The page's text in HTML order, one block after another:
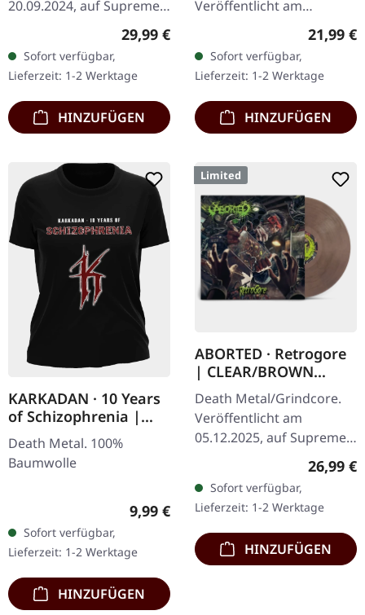
20.09.2024, auf Supreme
Chaos Records. SCR-
exklusives 'Fire Splatter'
Vinyl mit Insert, limitiert
auf 150…
Regulärer Preis:
29,99 €
Sofort verfügbar,
Lieferzeit: 1-2 Werktage
HINZUFÜGEN
Veröffentlicht am
10.04.2015, auf Supreme
Transparentes Doppel-
Vinyl im schweren…
21,99 €
Sofort verfügbar,
Lieferzeit: 1-2 Werktage
HINZUFÜGEN
KARKADAN · 10 Years
of Schizophrenia |
GIRLIE
Death Metal. 100%
Baumwolle
Regulärer Preis:
9,99 €
Sofort verfügbar,
Lieferzeit: 1-2 Werktage
HINZUFÜGEN
Limited
ABORTED · Retrogore
| CLEAR/BROWN
MARBLED LP
Death Metal/Grindcore.
Veröffentlicht am
05.12.2025, auf Supreme
Clear/Braun "Zombified
Cream" marmoriertes
Vinyl. Limitiert auf 200…
26,99 €
Sofort verfügbar,
Lieferzeit: 1-2 Werktage
HINZUFÜGEN